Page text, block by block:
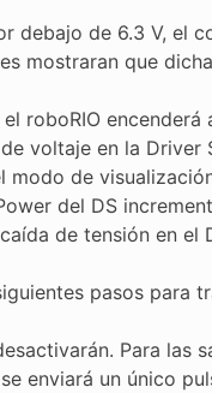
debajo de 6.3 V, el
mostraran que
roboRIO encenderá
voltaje en la Driver
modo de
del DS
de tensión en el
pasos para
Para
enviará un único